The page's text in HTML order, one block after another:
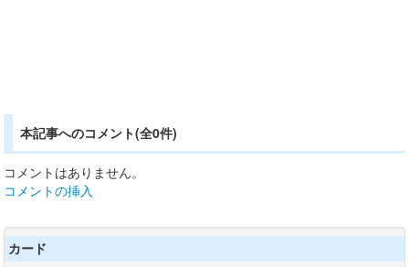
本記事へのコメント(全0件)
コメントはありません。
コメントの挿入
カード